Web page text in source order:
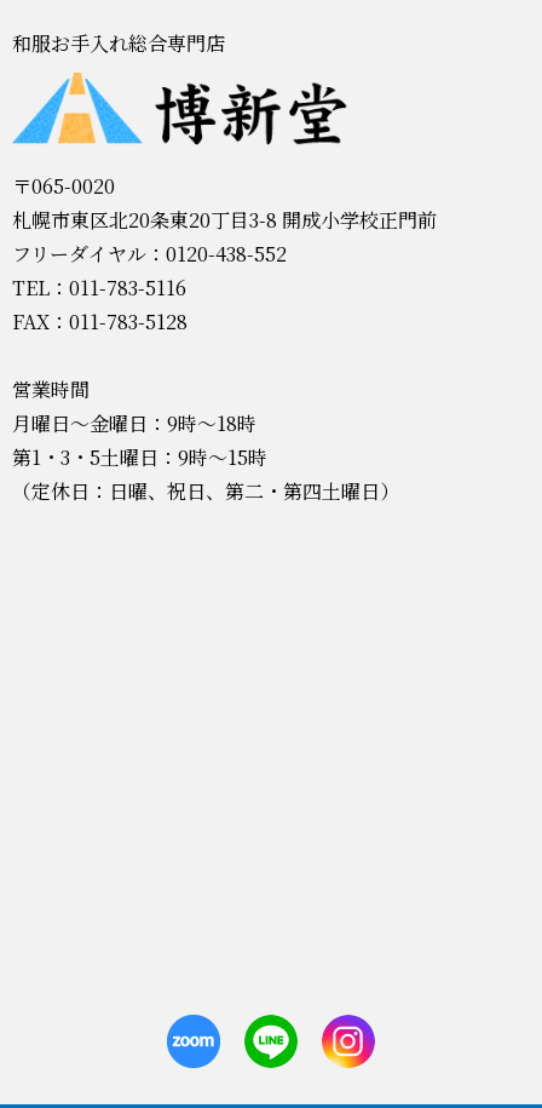
和服お手入れ総合専門店
〒065-0020
札幌市東区北20条東20丁目3-8 開成小学校正門前
フリーダイヤル：0120-438-552
TEL：011-783-5116
FAX：011-783-5128
営業時間
月曜日～金曜日：9時～18時
第1・3・5土曜日：9時～15時
（定休日：日曜、祝日、第二・第四土曜日）